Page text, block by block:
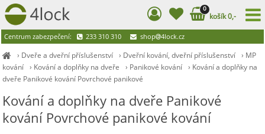
› Dveře a dveřní příslušenství › Dveřní kování, dveřní příslušenství › MP
kování › Kování a doplňky na dveře › Panikové kování › Kování a doplňky na
dveře Panikové kování Povrchové panikové
Kování a doplňky na dveře Panikové
kování Povrchové panikové kování
0
košík 0,-
Centrum zabezpečení: 233 310 310 shop 4lock.cz